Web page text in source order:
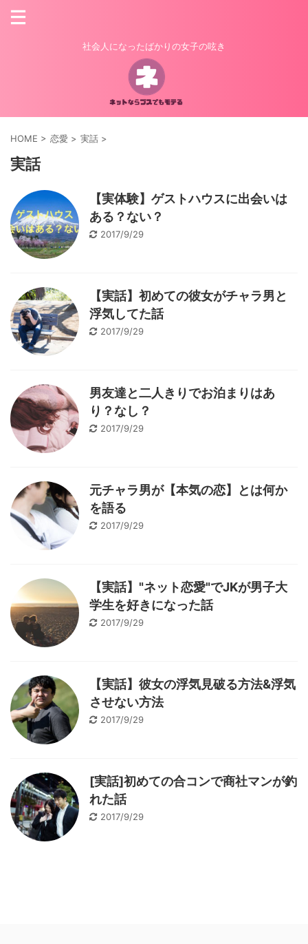
社会人になったばかりの女子の呟き
HOME > 恋愛 > 実話 >
実話
【実体験】ゲストハウスに出会いは
ある？ない？
2017/9/29
【実話】初めての彼女がチャラ男と
浮気してた話
2017/9/29
男友達と二人きりでお泊まりはあ
り？なし？
2017/9/29
元チャラ男が【本気の恋】とは何か
を語る
2017/9/29
【実話】"ネット恋愛"でJKが男子大
学生を好きになった話
2017/9/29
【実話】彼女の浮気見破る方法&浮気
させない方法
2017/9/29
[実話]初めての合コンで商社マンが釣
れた話
2017/9/29